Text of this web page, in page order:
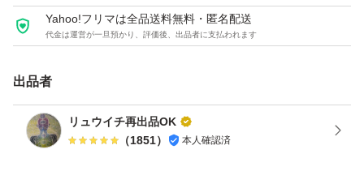
Yahoo!フリマは全品送料無料・匿名配送
代金は運営が一旦預かり、評価後、出品者に支払われます
出品者
リュウイチ再出品OK
（1851） 本人確認済